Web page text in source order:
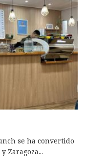
se ha convertido
Zaragoza...